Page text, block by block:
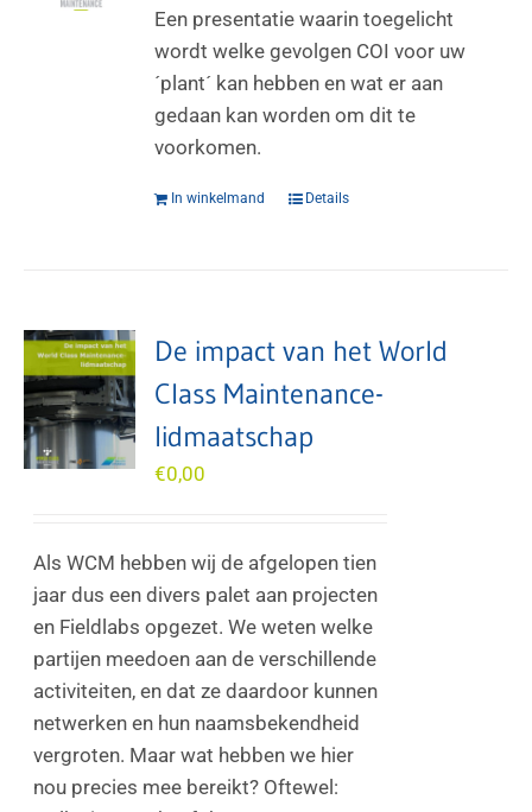
Een presentatie waarin toegelicht
wordt welke gevolgen COI voor uw
´plant´ kan hebben en wat er aan
gedaan kan worden om dit te
voorkomen.
In winkelmand Details
De impact van het World
Class Maintenance-
lidmaatschap
€0,00
Als WCM hebben wij de afgelopen tien
jaar dus een divers palet aan projecten
en Fieldlabs opgezet. We weten welke
partijen meedoen aan de verschillende
activiteiten, en dat ze daardoor kunnen
netwerken en hun naamsbekendheid
vergroten. Maar wat hebben we hier
nou precies mee bereikt? Oftewel: